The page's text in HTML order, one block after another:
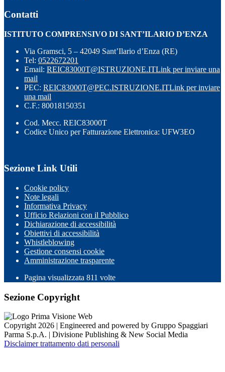
Contatti
ISTITUTO COMPRENSIVO DI SANT’ILARIO D’ENZA
Via Gramsci, 5 – 42049 Sant’Ilario d’Enza (RE)
Tel: 0522672201
Email: REIC83000T@ISTRUZIONE.ITLink per inviare una
mail
PEC: REIC83000T@PEC.ISTRUZIONE.ITLink per inviare
una mail
C.F.: 80018150351
Cod. Mecc. REIC83000T
Codice Unico per Fatturazione Elettronica: UFW3EO
Sezione Link Utili
Cookie policy
Note legali
Informativa Privacy
Ufficio Relazioni con il Pubblico
Dichiarazione di accessibilità
Obiettivi di accessibilità
Whistleblowing
Gestione consensi cookie
Amministrazione trasparente
Pagina visualizzata 811 volte
Sezione Copyright
Copyright 2026 | Engineered and powered by Gruppo Spaggiari
Parma S.p.A. | Divisione Publishing & New Social Media
Disclaimer trattamento dati personali